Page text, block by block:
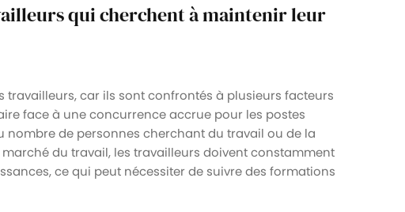
qui cherchent à maintenir leur
car ils sont confrontés à plusieurs facteurs
face à une concurrence accrue pour les postes
de personnes cherchant du travail ou de la
du travail, les travailleurs doivent constamment
ce qui peut nécessiter de suivre des formations